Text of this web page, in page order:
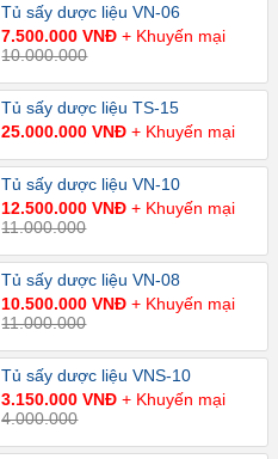
Tủ sấy dược liệu VN-06
7.500.000 VNĐ+ Khuyến mại
10.000.000
Tủ sấy dược liệu TS-15
25.000.000 VNĐ+ Khuyến mại
Tủ sấy dược liệu VN-10
12.500.000 VNĐ+ Khuyến mại
11.000.000
Tủ sấy dược liệu VN-08
10.500.000 VNĐ+ Khuyến mại
11.000.000
Tủ sấy dược liệu VNS-10
3.150.000 VNĐ+ Khuyến mại
4.000.000